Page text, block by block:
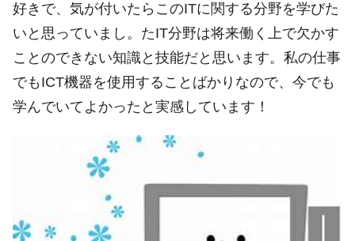
好きで、気が付いたらこのITに関する分野を学びた
いと思っていまし。たIT分野は将来働く上で欠かす
ことのできない知識と技能だと思います。私の仕事
でもICT機器を使用することばかりなので、今でも
学んでいてよかったと実感しています！